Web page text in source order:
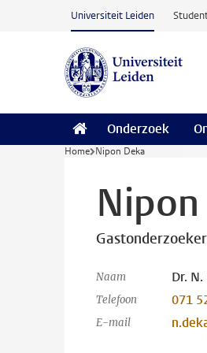
Ga naar hoofdinhoud
Universiteit Leiden
Onderzoek
Home Nipon Deka
Gastonderzoeker
Naam Dr.
Telefoon 071
E-mail